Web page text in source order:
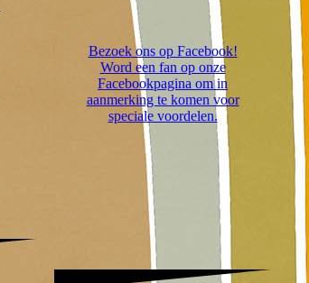
Bezoek ons op Facebook!
Word een fan op onze
Facebookpagina om in
aanmerking te komen voor
speciale voordelen.